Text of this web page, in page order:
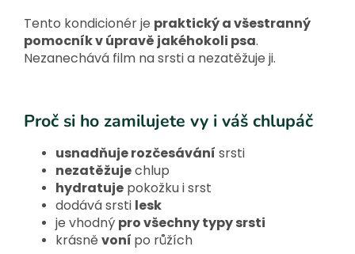
Tento kondicionér je praktický a všestranný
pomocník v úpravě jakéhokoli psa.
Nezanechává film na srsti a nezatěžuje ji.
Proč si ho zamilujete vy i váš chlupáč
usnadňuje rozčesávání srsti
nezatěžujechlup
hydratuje pokožku i srst
dodává srsti lesk
je vhodný pro všechny typy srsti
krásně voní po růžích